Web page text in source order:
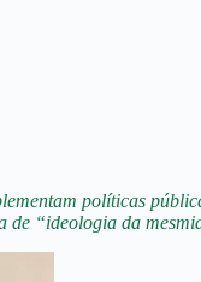
políticas
de “ideologia da